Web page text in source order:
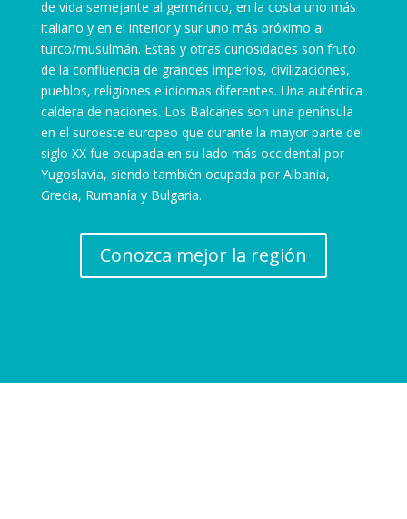
de vida semejante al germánico, en la costa uno más
italiano y en el interior y sur uno más próximo al
turco/musulmán. Estas y otras curiosidades son fruto
de la confluencia de grandes imperios, civilizaciones,
pueblos, religiones e idiomas diferentes. Una auténtica
caldera de naciones. Los Balcanes son una península
en el suroeste europeo que durante la mayor parte del
siglo XX fue ocupada en su lado más occidental por
Yugoslavia, siendo también ocupada por Albania,
Grecia, Rumanía y Bulgaria.
Conozca mejor la región